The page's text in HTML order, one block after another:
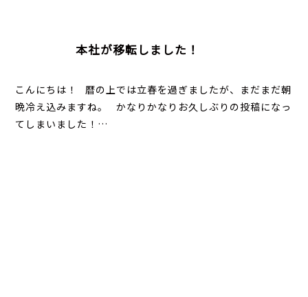
本社が移転しました！
こんにちは！ 暦の上では立春を過ぎましたが、まだまだ朝
晩冷え込みますね。 かなりかなりお久しぶりの投稿になっ
てしまいました！…